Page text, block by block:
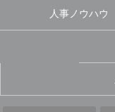
人事ノウハウ